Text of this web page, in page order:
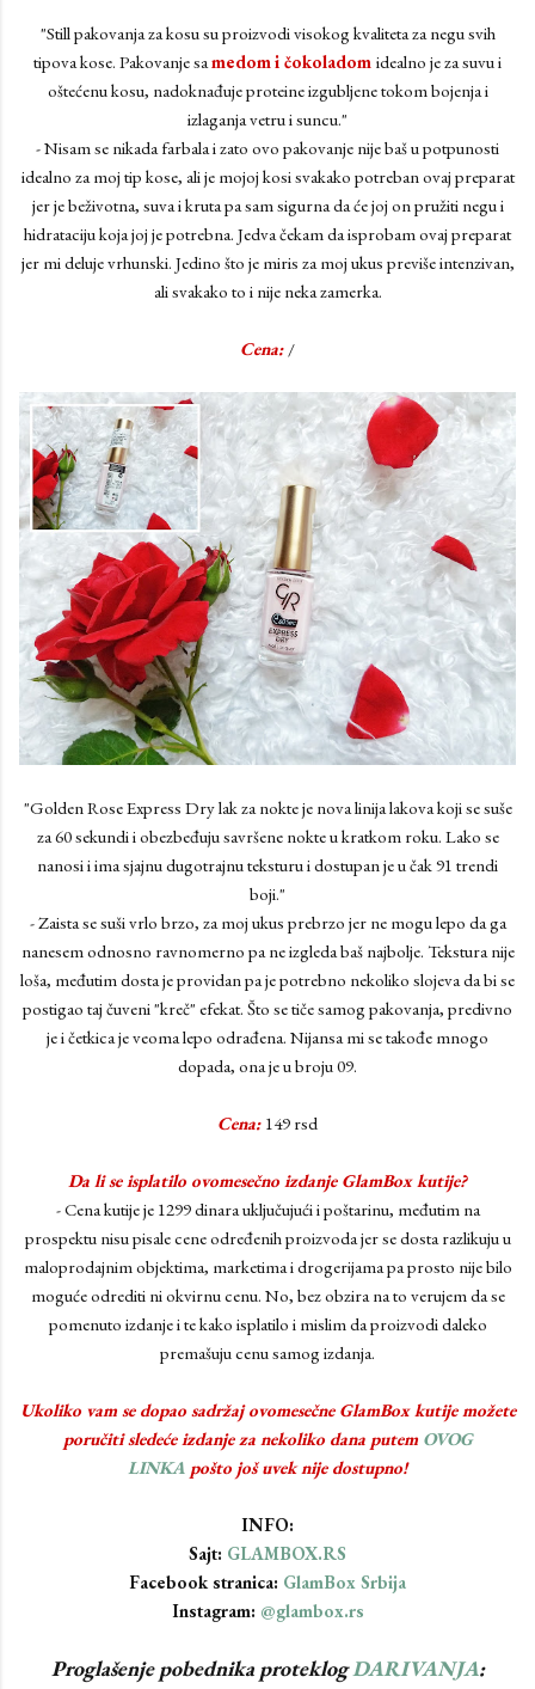
"Still pakovanja za kosu su proizvodi visokog kvaliteta za negu svih
tipova kose. Pakovanje samedomi čokoladom idealno je za suvu i
oštećenu kosu, nadoknađuje proteine izgubljene tokom bojenja i
izlaganja vetru i suncu."
- Nisam se nikada farbala i zato ovo pakovanje nije baš u potpunosti
idealno za moj tip kose, ali je mojoj kosi svakako potreban ovaj preparat
jer je beživotna, suva i kruta pa sam sigurna da će joj on pružiti negu i
hidrataciju koja joj je potrebna. Jedva čekam da isprobam ovaj preparat
jer mi deluje vrhunski. Jedino što je miris za moj ukus previše intenzivan,
ali svakako to i nije neka zamerka.
Cena: /
"Golden Rose Express Dry lak za nokte je nova linija lakova koji se suše
za 60 sekundi i obezbeđuju savršene nokte u kratkom roku. Lako se
nanosi i ima sjajnu dugotrajnu teksturu i dostupan je u čak 91 trendi
boji."
- Zaista se suši vrlo brzo, za moj ukus prebrzo jer ne mogu lepo da ga
nanesem odnosno ravnomerno pa ne izgleda baš najbolje. Tekstura nije
loša, međutim dosta je providan pa je potrebno nekoliko slojeva da bi se
postigao taj čuveni "kreč" efekat. Što se tiče samog pakovanja, predivno
je i četkica je veoma lepo odrađena. Nijansa mi se takođe mnogo
dopada, ona je u broju 09.
Cena: 149 rsd
Da li se isplatilo ovomesečno izdanje GlamBox kutije?
- Cena kutije je 1299 dinara uključujući i poštarinu, međutim na
prospektu nisu pisale cene određenih proizvoda jer se dosta razlikuju u
maloprodajnim objektima, marketima i drogerijama pa prosto nije bilo
moguće odrediti ni okvirnu cenu. No, bez obzira na to verujem da se
pomenuto izdanje i te kako isplatilo i mislim da proizvodi daleko
premašuju cenu samog izdanja.
Ukoliko vam se dopao sadržaj ovomesečne GlamBox kutije možete
poručiti sledeće izdanje za nekoliko dana putem OVOG
LINKA pošto još uvek nije dostupno!
INFO:
Sajt: GLAMBOX.RS
Facebook stranica: GlamBox Srbija
Instagram: @glambox.rs
Proglašenje pobednika proteklogDARIVANJA: